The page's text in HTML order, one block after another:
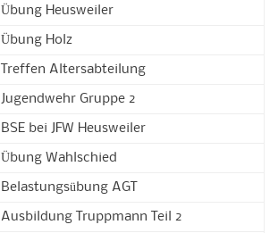
Übung Heusweiler
Übung Holz
Treffen Altersabteilung
Jugendwehr Gruppe 2
BSE bei JFW Heusweiler
Übung Wahlschied
Belastungsübung AGT
Ausbildung Truppmann Teil 2